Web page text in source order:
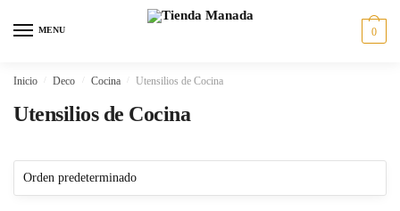
MENU 0
Inicio Deco Cocina Utensilios de Cocina
Utensilios de Cocina